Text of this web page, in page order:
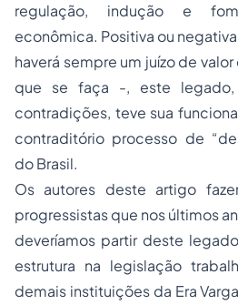
regulação, indução e
econômica. Positiva ou
haverá sempre um juízo de
que se faça -, este
contradições, teve sua
contraditório processo de
do Brasil.
Os autores deste artigo
progressistas que nos últimos
deveríamos partir deste
estrutura na legislação
demais instituições da Era